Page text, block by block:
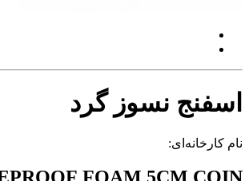
اسفنج نسوز گرد
نام کارخانه‌ای:
FOAM 5CM COIN